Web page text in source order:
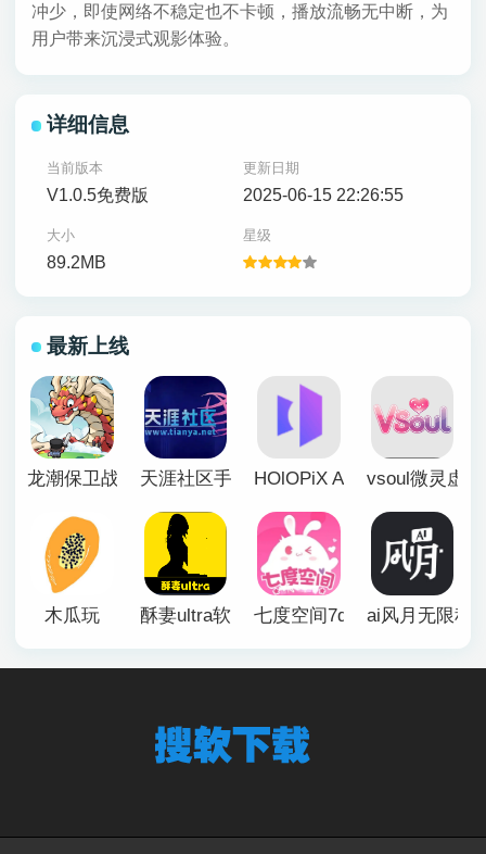
冲少，即使网络不稳定也不卡顿，播放流畅无中断，为
用户带来沉浸式观影体验。
详细信息
当前版本
V1.0.5免费版
更新日期
2025-06-15 22:26:55
大小
89.2MB
星级
最新上线
龙潮保卫战 天涯社区手机版HOlOPiX AI手机版vsoul微灵虚
木瓜玩 酥妻ultra软件 七度空间7duapp正版
ai风月无限积